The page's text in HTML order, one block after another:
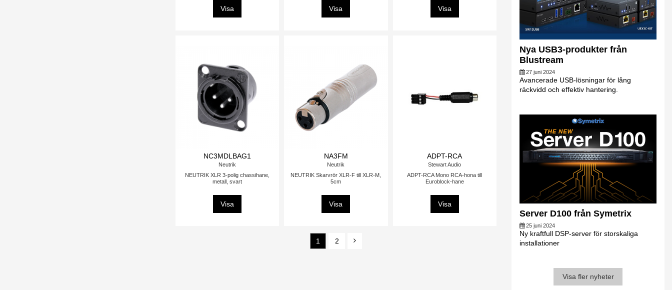
Visa Visa Visa
NC3MDLBAG1
Neutrik
NEUTRIK XLR 3-polig chassihane,
metall, svart
Visa
NA3FM
Neutrik
NEUTRIK Skarvrör XLR-F till XLR-M,
5cm
Visa
ADPT-RCA
Stewart Audio
ADPT-RCA Mono RCA-hona till
Euroblock-hane
Visa
1 2
Nya USB3-produkter från
Blustream
27 juni 2024
Avancerade USB-lösningar för lång
räckvidd och effektiv hantering.
Server D100 från Symetrix
25 juni 2024
Ny kraftfull DSP-server för storskaliga
installationer
Visa fler nyheter